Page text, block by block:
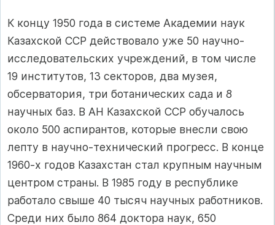
К концу 1950 года в системе Академии наук
Казахской ССР действовало уже 50 научно-
исследовательских учреждений, в том числе
19 институтов, 13 секторов, два музея,
обсерватория, три ботанических сада и 8
научных баз. В АН Казахской ССР обучалось
около 500 аспирантов, которые внесли свою
лепту в научно-технический прогресс. В конце
1960-х годов Казахстан стал крупным научным
центром страны. В 1985 году в республике
работало свыше 40 тысяч научных работников.
Среди них было 864 доктора наук, 650